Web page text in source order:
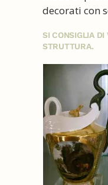
decorati con
SI CONSIGLIA DI
STRUTTURA.